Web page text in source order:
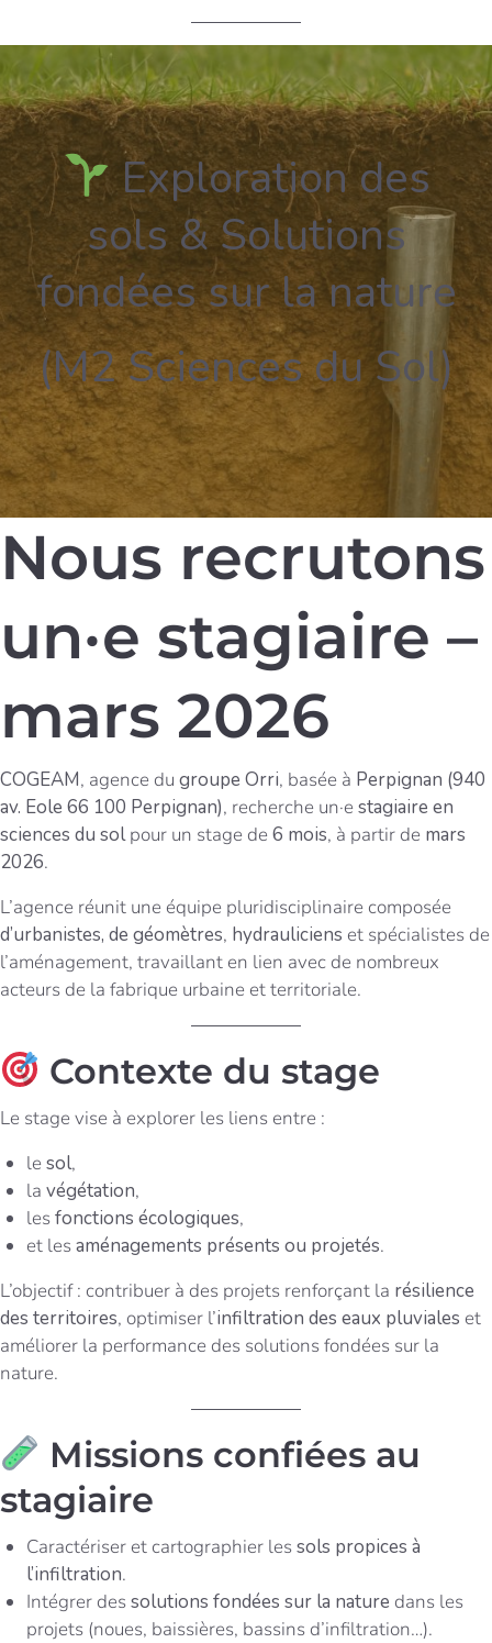
Exploration des
sols & Solutions
fondées sur la nature
(M2 Sciences du Sol)
Nous recrutons
un·e stagiaire –
mars 2026
COGEAM, agence du groupe Orri, basée à Perpignan (940
av. Eole 66 100 Perpignan), recherche un·estagiaire en
sciences du solpour un stage de6 mois, à partir de mars
2026.
L’agence réunit une équipe pluridisciplinaire composée
d’urbanistes, de géomètres, hydrauliciens et spécialistes de
l’aménagement, travaillant en lien avec de nombreux
acteurs de la fabrique urbaine et territoriale.
Contexte du stage
Le stage vise à explorer les liens entre :
lesol,
la végétation,
lesfonctions écologiques,
et lesaménagements présents ou projetés.
L’objectif : contribuer à des projets renforçant la résilience
des territoires, optimiser l’infiltration des eaux pluviales et
améliorer la performance des solutions fondées sur la
nature.
Missions confiées au
stagiaire
Caractériser et cartographier lessols propices à
l’infiltration.
Intégrer dessolutions fondées sur la nature dans les
projets (noues, baissières, bassins d’infiltration…).